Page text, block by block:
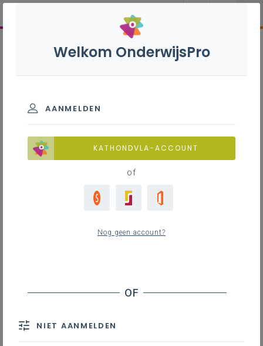
Welkom OnderwijsPro
AANMELDEN
KATHONDVLA-ACCOUNT
of
Nog geen account?
NIET AANMELDEN